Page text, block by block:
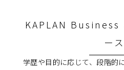
KAPLAN Business
ース
学歴や目的に応じて、段階的